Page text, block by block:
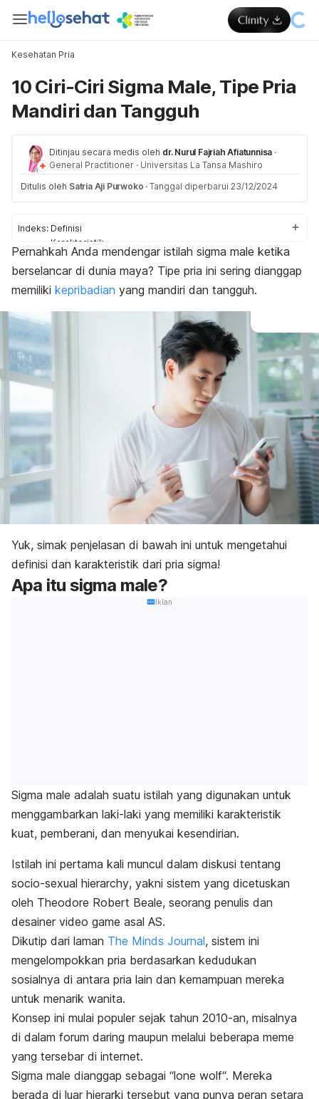
Kesehatan Pria
10 Ciri-Ciri Sigma Male, Tipe Pria
Mandiri dan Tangguh
Ditinjau secara medis oleh dr. Nurul Fajriah Afiatunnisa ·
General Practitioner · Universitas La Tansa Mashiro
Ditulis oleh Satria Aji Purwoko · Tanggal diperbarui 23/12/2024
Indeks: Definisi
Karakteristik
Perbedaan
Pernahkah Anda mendengar istilah sigma male ketika
berselancar di dunia maya? Tipe pria ini sering dianggap
memiliki kepribadian yang mandiri dan tangguh.
Yuk, simak penjelasan di bawah ini untuk mengetahui
definisi dan karakteristik dari pria sigma!
Apa itu sigma male?
Iklan
Sigma male adalah suatu istilah yang digunakan untuk
menggambarkan laki-laki yang memiliki karakteristik
kuat, pemberani, dan menyukai kesendirian.
Istilah ini pertama kali muncul dalam diskusi tentang
socio-sexual hierarchy, yakni sistem yang dicetuskan
oleh Theodore Robert Beale, seorang penulis dan
desainer video game asal AS.
Dikutip dari laman The Minds Journal, sistem ini
mengelompokkan pria berdasarkan kedudukan
sosialnya di antara pria lain dan kemampuan mereka
untuk menarik wanita.
Konsep ini mulai populer sejak tahun 2010-an, misalnya
di dalam forum daring maupun melalui beberapa meme
yang tersebar di internet.
Sigma male dianggap sebagai “lone wolf“. Mereka
berada di luar hierarki tersebut yang punya peran setara